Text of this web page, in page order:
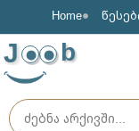
Home
J b